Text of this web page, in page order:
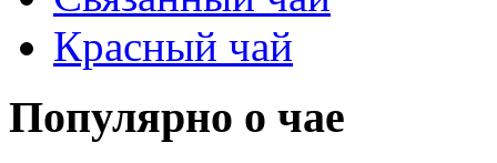
Красный чай
Популярно о чае